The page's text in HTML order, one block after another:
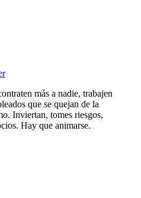
más a nadie, trabajen
que se quejan de la
Inviertan, tomes riesgos,
Hay que animarse.